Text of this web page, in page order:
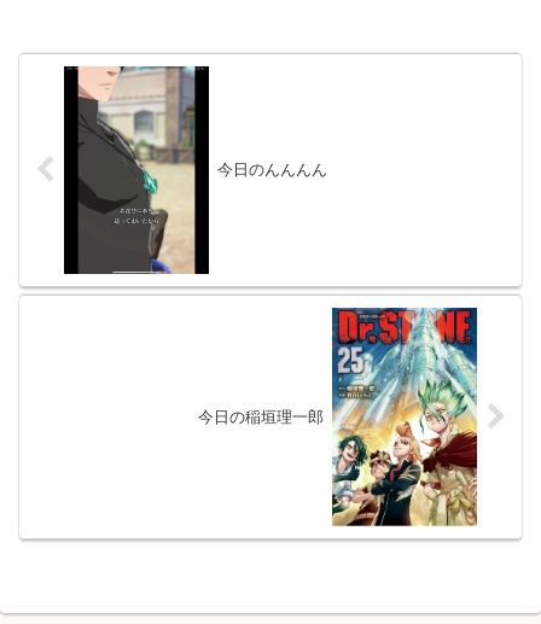
今日のんんんん
今日の稲垣理一郎